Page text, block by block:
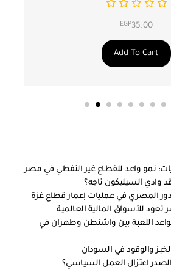
EGP35.00
Add To Cart
نمو واعد للقطاع غير النفطي في مصر
المصري في عمليات إعمار قطاع غزة
للأسواق المالية العالمية
اللعبة بين واشنطن وطهران في
والوقود في السودان
اعتزال العمل السياسي؟